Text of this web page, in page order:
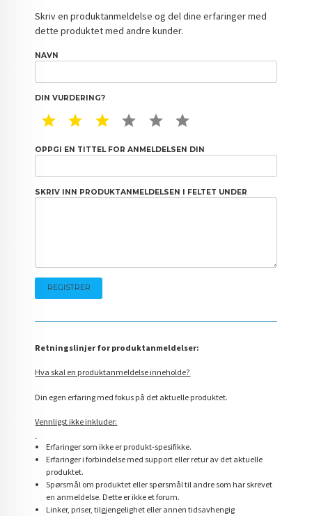
Skriv en produktanmeldelse og del dine erfaringer med
dette produktet med andre kunder.
NAVN
DIN VURDERING?
1 STAR2 STAR3 STAR4 STAR5 STAR
OPPGI EN TITTEL FOR ANMELDELSEN DIN
SKRIV INN PRODUKTANMELDELSEN I FELTET UNDER
Retningslinjer for produktanmeldelser:
Hva skal en produktanmeldelse inneholde?
Din egen erfaring med fokus på det aktuelle produktet.
Vennligst ikke inkluder:
Erfaringer som ikke er produkt-spesifikke.
Erfaringer i forbindelse med support eller retur av det aktuelle
produktet.
Spørsmål om produktet eller spørsmål til andre som har skrevet
en anmeldelse. Dette er ikke et forum.
Linker, priser, tilgjengelighet eller annen tidsavhengig